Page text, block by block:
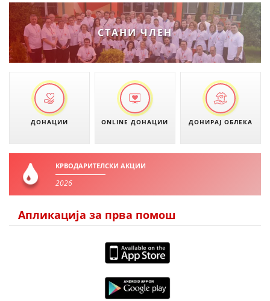
СТАНИ ЧЛЕН
ДОНАЦИИ ONLINE ДОНАЦИИ ДОНИРАЈ ОБЛЕКА
КРВОДАРИТЕЛСКИ АКЦИИ
2026
Апликација за прва помош